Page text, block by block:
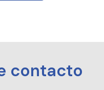
contacto